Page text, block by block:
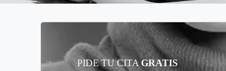
PIDE TU CITAGRATIS